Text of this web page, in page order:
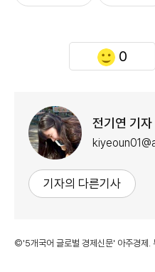
0
전기연 기자
기자의 다른기사
©'5개국어 글로벌 경제신문' 아주경제.